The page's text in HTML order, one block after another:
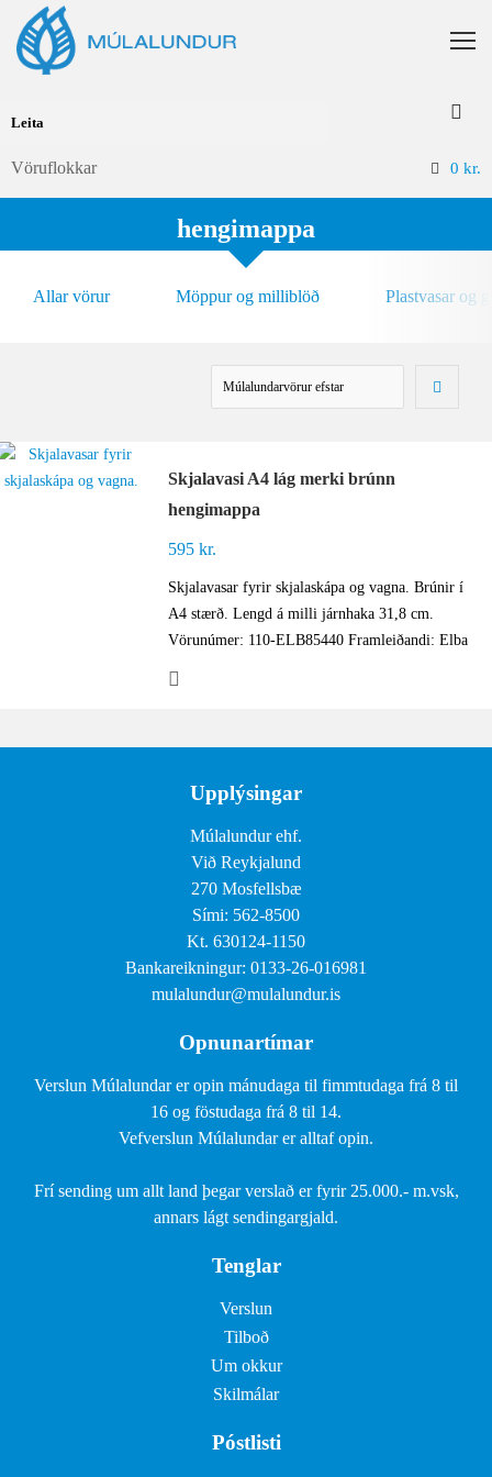
Vöruflokkar 0 kr.
hengimappa
Allar vörur Möppur og milliblöð Plastvasar og
Skjalavasi A4 lág merki brúnn
hengimappa
595kr.
Skjalavasar fyrir skjalaskápa og vagna. Brúnir í
A4 stærð. Lengd á milli járnhaka 31,8 cm.
Vörunúmer: 110-ELB85440 Framleiðandi: Elba
Upplýsingar
Múlalundur ehf.
Við Reykjalund
270 Mosfellsbæ
Sími: 562-8500
Kt. 630124-1150
Bankareikningur: 0133-26-016981
mulalundur@mulalundur.is
Opnunartímar
Verslun Múlalundar er opin mánudaga til fimmtudaga frá 8 til
16 og föstudaga frá 8 til 14.
Vefverslun Múlalundar er alltaf opin.
Frí sending um allt land þegar verslað er fyrir 25.000.- m.vsk,
annars lágt sendingargjald.
Tenglar
Verslun
Tilboð
Um okkur
Skilmálar
Póstlisti